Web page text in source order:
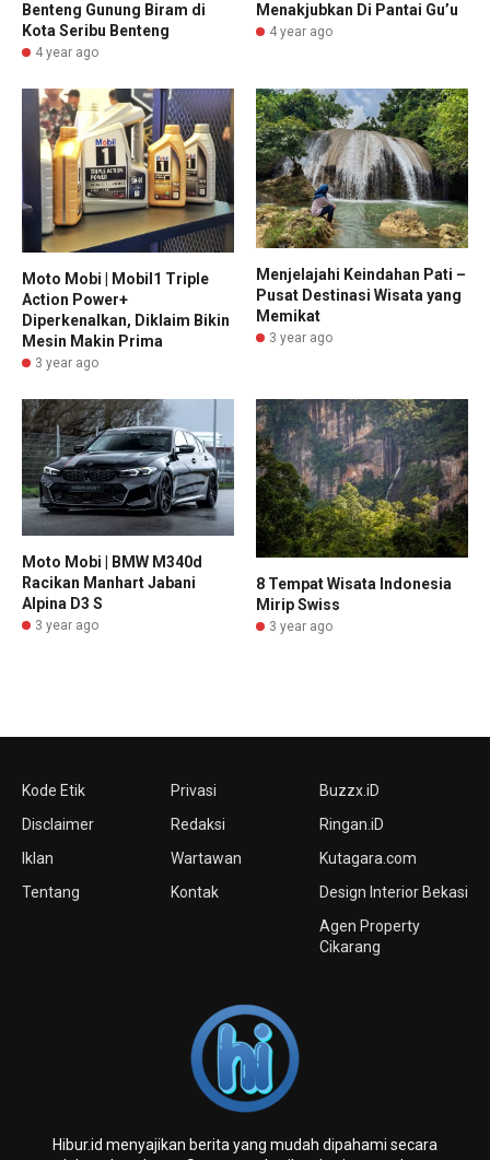
Benteng Gunung Biram di
Kota Seribu Benteng
4 year ago
Menakjubkan Di Pantai Gu’u
4 year ago
Moto Mobi | Mobil1 Triple
Action Power+
Diperkenalkan, Diklaim Bikin
Mesin Makin Prima
3 year ago
Menjelajahi Keindahan Pati –
Pusat Destinasi Wisata yang
Memikat
3 year ago
Moto Mobi | BMW M340d
Racikan Manhart Jabani
Alpina D3 S
3 year ago
8 Tempat Wisata Indonesia
Mirip Swiss
3 year ago
Kode Etik
Disclaimer
Iklan
Tentang
Privasi
Redaksi
Wartawan
Kontak
Buzzx.iD
Ringan.iD
Kutagara.com
Design Interior Bekasi
Agen Property
Cikarang
Hibur.id menyajikan berita yang mudah dipahami secara